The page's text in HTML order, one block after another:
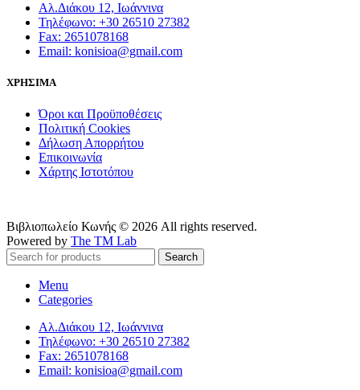
Αλ.Διάκου 12, Ιωάννινα
Τηλέφωνο: +30 26510 27382
Fax: 2651078168
Email: konisioa@gmail.com
ΧΡΗΣΙΜΑ
Όροι και Προϋποθέσεις
Πολιτική Cookies
Δήλωση Απορρήτου
Επικοινωνία
Χάρτης Ιστοτόπου
Βιβλιοπωλείο Κωνής © 2026 All rights reserved.
Powered by The TM Lab
Search
Menu
Categories
Αλ.Διάκου 12, Ιωάννινα
Τηλέφωνο: +30 26510 27382
Fax: 2651078168
Email: konisioa@gmail.com